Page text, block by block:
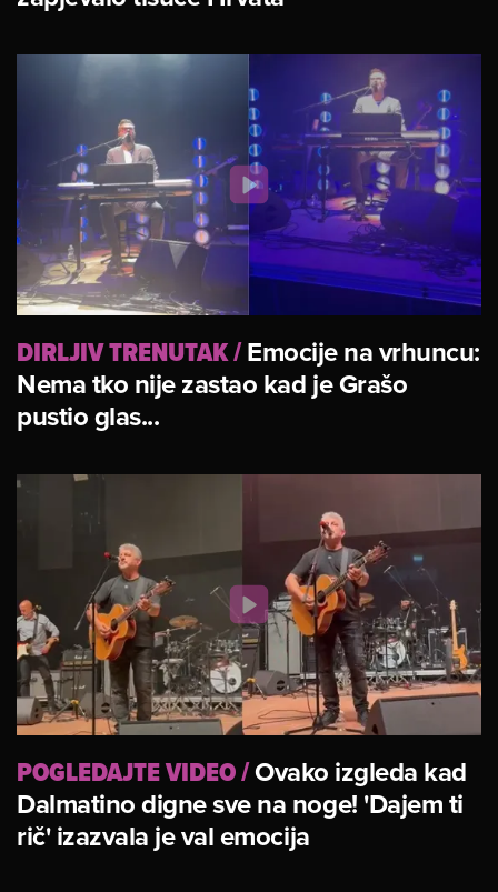
DIRLJIV TRENUTAK/Emocije na vrhuncu:
Nema tko nije zastao kad je Grašo
pustio glas...
POGLEDAJTE VIDEO/Ovako izgleda kad
Dalmatino digne sve na noge! 'Dajem ti
rič' izazvala je val emocija